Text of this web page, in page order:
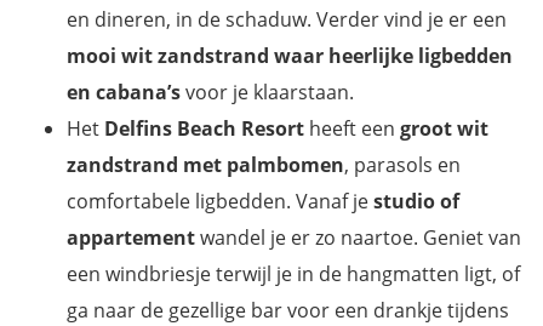
en dineren, in de schaduw. Verder vind je er een
mooi wit zandstrand waar heerlijke ligbedden
en cabana’svoor je klaarstaan.
Het Delfins Beach Resort heeft een groot wit
zandstrand met palmbomen, parasols en
comfortabele ligbedden. Vanaf jestudio of
appartementwandel je er zo naartoe. Geniet van
een windbriesje terwijl je in de hangmatten ligt, of
ga naar de gezellige bar voor een drankje tijdens